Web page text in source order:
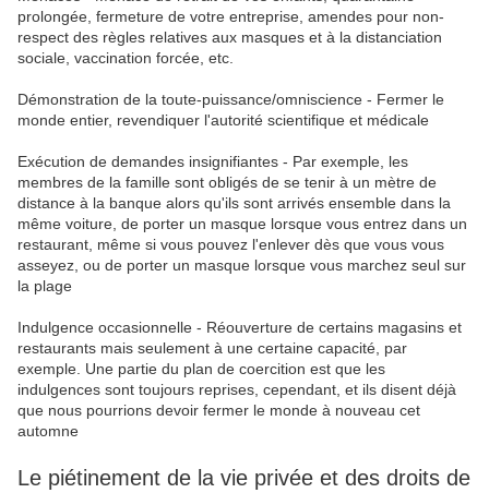
prolongée, fermeture de votre entreprise, amendes pour non-
respect des règles relatives aux masques et à la distanciation
sociale, vaccination forcée, etc.
Démonstration de la toute-puissance/omniscience - Fermer le
monde entier, revendiquer l'autorité scientifique et médicale
Exécution de demandes insignifiantes - Par exemple, les
membres de la famille sont obligés de se tenir à un mètre de
distance à la banque alors qu'ils sont arrivés ensemble dans la
même voiture, de porter un masque lorsque vous entrez dans un
restaurant, même si vous pouvez l'enlever dès que vous vous
asseyez, ou de porter un masque lorsque vous marchez seul sur
la plage
Indulgence occasionnelle - Réouverture de certains magasins et
restaurants mais seulement à une certaine capacité, par
exemple. Une partie du plan de coercition est que les
indulgences sont toujours reprises, cependant, et ils disent déjà
que nous pourrions devoir fermer le monde à nouveau cet
automne
Le piétinement de la vie privée et des droits de